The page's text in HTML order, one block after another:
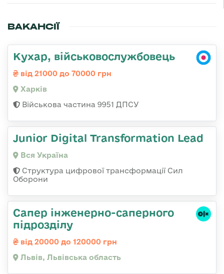
ВАКАНСІЇ
Кухар, військовослужбовець
від 21000 до 70000 грн
Харків
Військова частина 9951 ДПСУ
Junior Digital Transformation Lead
Вся Україна
Структура цифрової трансформації Сил
Оборони
Сапер інженерно-саперного
підрозділу
від 20000 до 120000 грн
Львів, Львівська область